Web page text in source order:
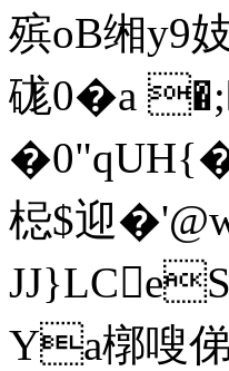
殡oB缃y9
硥0�a
梞$迎
Ya槨嗖